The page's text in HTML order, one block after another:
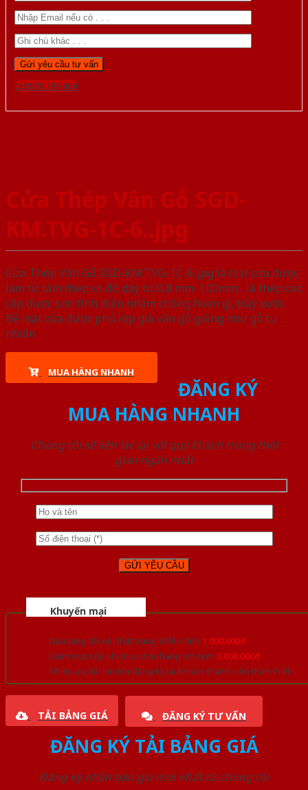
Gọi 0976.169.864
Cửa Thép Vân Gỗ SGD-
KM.TVG-1C-6..jpg
Cửa Thép Vân Gỗ SGD-KM.TVG-1C-6..jpg là loại cửa được
làm từ tấm thép có độ dày từ 0,8 mm-1.00mm , là thép cao
cấp được sơn tĩnh điện nhằm chống hoen gỉ, trầy xước.
Bề mặt cửa được phủ lớp giả vân gỗ giống như gỗ tự
nhiên
MUA HÀNG NHANH
ĐĂNG KÝ
MUA HÀNG NHANH
Chúng tôi sẽ liên lạc lại với quý khách trong thời
gian ngắn nhất
Khuyến mại
Quà tặng đồ nội thất trang trí lên đến 1.000.000đ
Giảm trực tiếp khi mua đơn hàng lớn hơn 3.000.000đ
Nhiều ưu đãi lớn khi đăng ký tài khoản thành viên thân thiết
TẢI BẢNG GIÁ ĐĂNG KÝ TƯ VẤN
ĐĂNG KÝ TẢI BẢNG GIÁ
Đăng ký nhận báo giá mới nhất từ chúng tôi